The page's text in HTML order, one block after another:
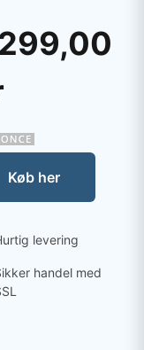
Køb her
levering
handel med